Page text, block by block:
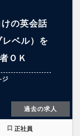
の英会話
ベル）を
ＯＫ
ジ
過去の求人
正社員